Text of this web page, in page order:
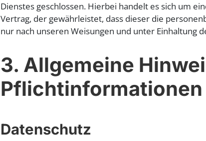
Dienstes geschlossen. Hierbei handelt es sich um
Vertrag, der gewährleistet, dass dieser die
nur nach unseren Weisungen und unter Einhaltung
3. Allgemeine
Pflichtinformationen
Datenschutz